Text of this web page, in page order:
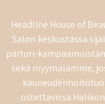
Headline House of
Salon keskustassa
parturi-
sekä myymälämme,
ostettavissa